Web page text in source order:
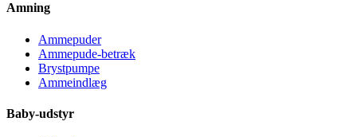
Amning
Ammepuder
Ammepude-betræk
Brystpumpe
Ammeindlæg
Baby-udstyr